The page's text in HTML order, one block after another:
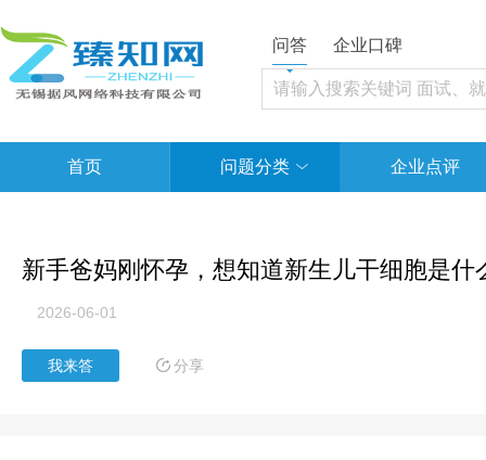
问答 企业口碑
首页 问题分类 企业点评
新手爸妈刚怀孕，想知道新生儿干细胞是
2026-06-01
我来答 分享